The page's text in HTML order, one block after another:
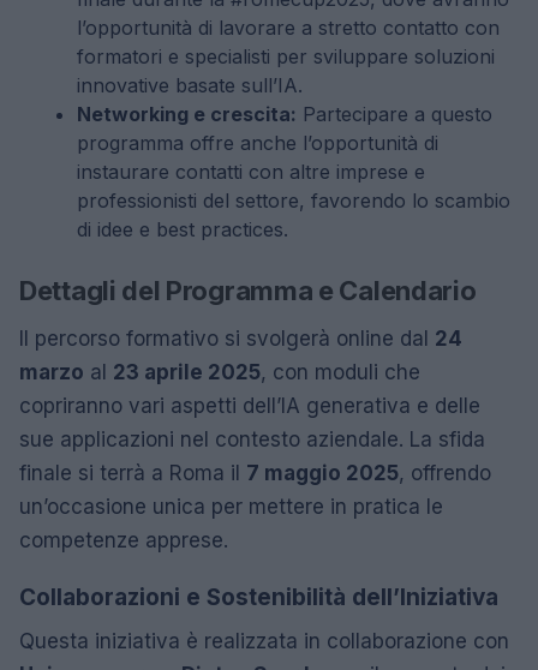
l’opportunità di lavorare a stretto contatto con
formatori e specialisti per sviluppare soluzioni
innovative basate sull’IA.
Networking e crescita: Partecipare a questo
programma offre anche l’opportunità di
instaurare contatti con altre imprese e
professionisti del settore, favorendo lo scambio
di idee e best practices.
Dettagli del Programma e Calendario
Il percorso formativo si svolgerà online dal 24
marzo al 23 aprile 2025, con moduli che
copriranno vari aspetti dell’IA generativa e delle
sue applicazioni nel contesto aziendale. La sfida
finale si terrà a Roma il 7 maggio 2025, offrendo
un’occasione unica per mettere in pratica le
competenze apprese.
Collaborazioni e Sostenibilità dell’Iniziativa
Questa iniziativa è realizzata in collaborazione con